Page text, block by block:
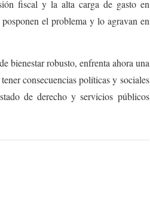
fiscal y la alta carga de gasto en
el problema y lo agravan en
bienestar robusto, enfrenta ahora una
consecuencias políticas y sociales
de derecho y servicios públicos